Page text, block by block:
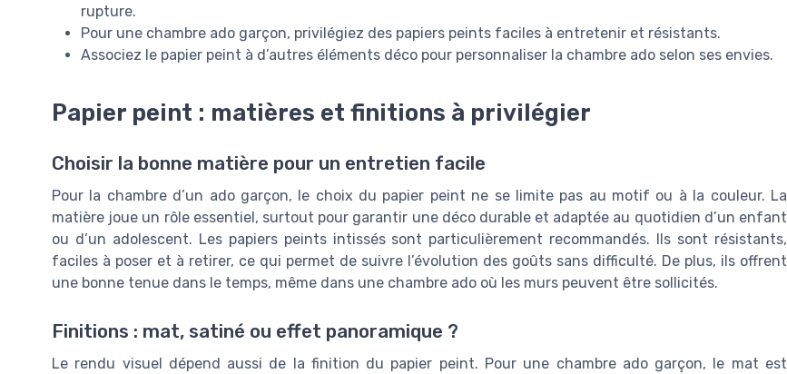
rupture.
Pour une chambre ado garçon, privilégiez des papiers peints faciles à entretenir et résistants.
Associez le papier peint à d’autres éléments déco pour personnaliser la chambre ado selon ses envies.
Papier peint : matières et finitions à privilégier
Choisir la bonne matière pour un entretien facile
Pour la chambre d’un ado garçon, le choix du papier peint ne se limite pas au motif ou à la couleur. La
matière joue un rôle essentiel, surtout pour garantir une déco durable et adaptée au quotidien d’un enfant
ou d’un adolescent. Les papiers peints intissés sont particulièrement recommandés. Ils sont résistants,
faciles à poser et à retirer, ce qui permet de suivre l’évolution des goûts sans difficulté. De plus, ils offrent
une bonne tenue dans le temps, même dans une chambre ado où les murs peuvent être sollicités.
Finitions : mat, satiné ou effet panoramique ?
Le rendu visuel dépend aussi de la finition du papier peint. Pour une chambre ado garçon, le mat est